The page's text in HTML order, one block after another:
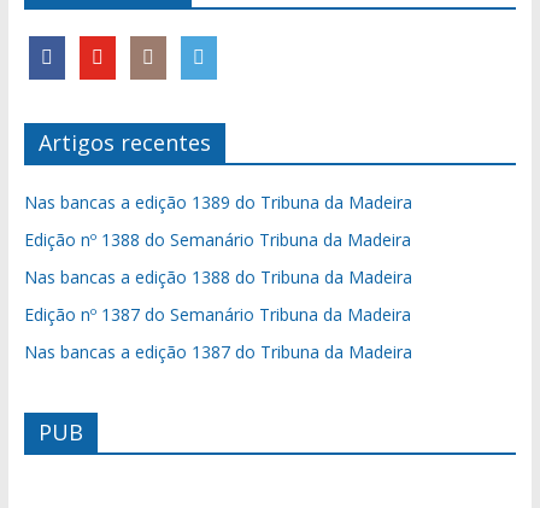
Artigos recentes
Nas bancas a edição 1389 do Tribuna da Madeira
Edição nº 1388 do Semanário Tribuna da Madeira
Nas bancas a edição 1388 do Tribuna da Madeira
Edição nº 1387 do Semanário Tribuna da Madeira
Nas bancas a edição 1387 do Tribuna da Madeira
PUB